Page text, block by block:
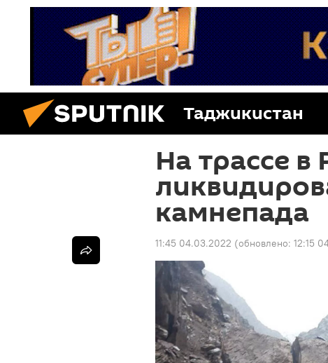
Таджикистан
На трассе
камнепада
11:45 04.03.2022 (обновлено: 12:15